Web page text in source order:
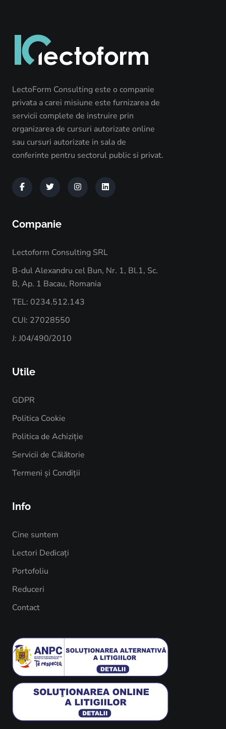
LectoForm Consulting este o companie
privata a carei misiune este furnizarea de
servicii complete de instruire prin
organizarea de cursuri autorizate online
sau cursuri autorizate in sala de
conferinte pentru sectorul public si privat.
Companie
Lectoform Consulting SRL
B-dul Alexandru cel Bun, Nr. 1, Bl.1, Sc.
B, Ap. 1 Bacau, Romania
TEL: 0234.512.143
CUI: 27028550
J: J04/490/2010
Utile
GDPR
Politica Cookie
Politica de Achiziție
Servicii de Călătorie
Termeni și Condiții
Info
Cine suntem
Lectori Dedicați
Portofoliu
Reduceri
Contact